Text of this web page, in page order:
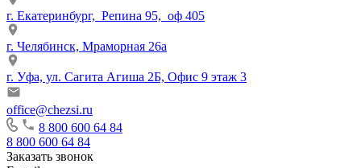
г. Екатеринбург, Репина 95, оф 405
г. Челябинск, Мраморная 26а
г. Уфа, ул. Сагита Агиша 2Б, Офис 9 этаж 3
office@chezsi.ru
8 800 600 64 84
8 800 600 64 84
Заказать звонок